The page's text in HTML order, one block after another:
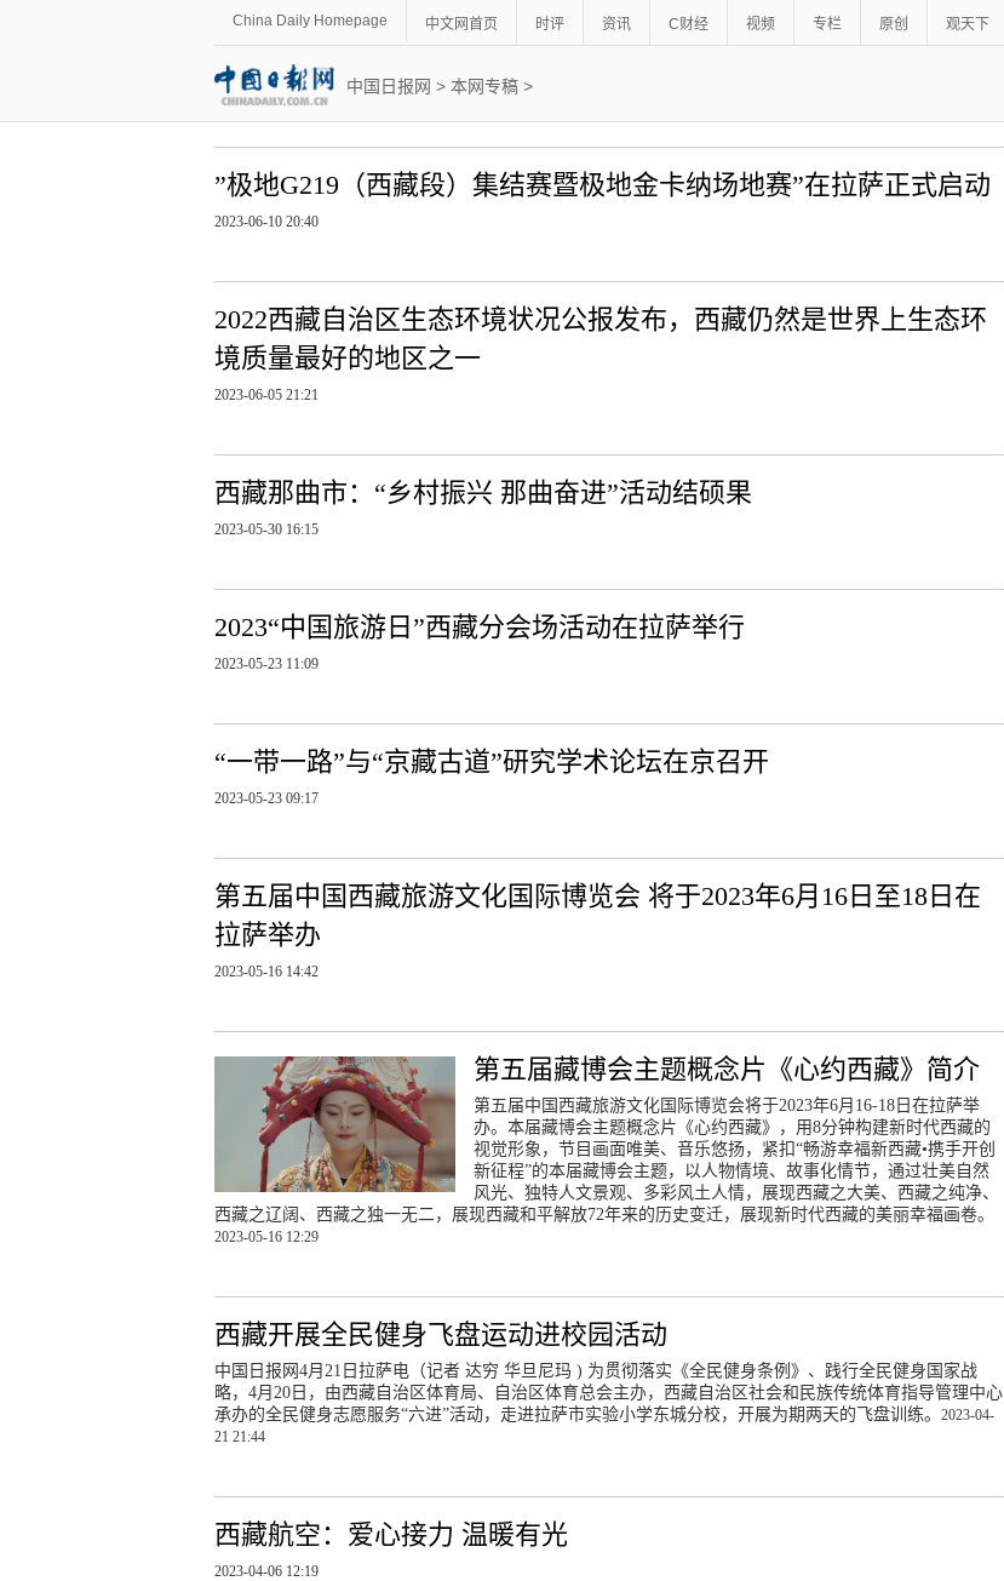
China Daily Homepage 中文网首页 时评 资讯 C财经 视频 专栏 原创 观天下
中国日报网 > 本网专稿>
”极地G219（西藏段）集结赛暨极地金卡纳场地赛”在拉萨正式启动
2023-06-10 20:40
2022西藏自治区生态环境状况公报发布，西藏仍然是世界上生态环
境质量最好的地区之一
2023-06-05 21:21
西藏那曲市：“乡村振兴 那曲奋进”活动结硕果
2023-05-30 16:15
2023“中国旅游日”西藏分会场活动在拉萨举行
2023-05-23 11:09
“一带一路”与“京藏古道”研究学术论坛在京召开
2023-05-23 09:17
第五届中国西藏旅游文化国际博览会 将于2023年6月16日至18日在
拉萨举办
2023-05-16 14:42
第五届藏博会主题概念片《心约西藏》简介
第五届中国西藏旅游文化国际博览会将于2023年6月16-18日在拉萨举
办。本届藏博会主题概念片《心约西藏》，用8分钟构建新时代西藏的
视觉形象，节目画面唯美、音乐悠扬，紧扣“畅游幸福新西藏•携手开创
新征程”的本届藏博会主题，以人物情境、故事化情节，通过壮美自然
风光、独特人文景观、多彩风土人情，展现西藏之大美、西藏之纯净、
西藏之辽阔、西藏之独一无二，展现西藏和平解放72年来的历史变迁，展现新时代西藏的美丽幸福画卷。
2023-05-16 12:29
西藏开展全民健身飞盘运动进校园活动
中国日报网4月21日拉萨电（记者 达穷 华旦尼玛 ) 为贯彻落实《全民健身条例》、践行全民健身国家战
略，4月20日，由西藏自治区体育局、自治区体育总会主办，西藏自治区社会和民族传统体育指导管理中心
承办的全民健身志愿服务“六进”活动，走进拉萨市实验小学东城分校，开展为期两天的飞盘训练。 2023-04-
21 21:44
西藏航空：爱心接力 温暖有光
2023-04-06 12:19